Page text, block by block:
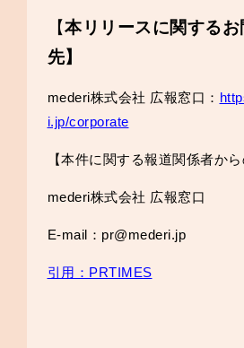
【本リリースに関する
先】
mederi株式会社 広報窓口：
i.jp/corporate
【本件に関する報道関係者から
mederi株式会社 広報窓口
E-mail：pr@mederi.jp
引用：PRTIMES